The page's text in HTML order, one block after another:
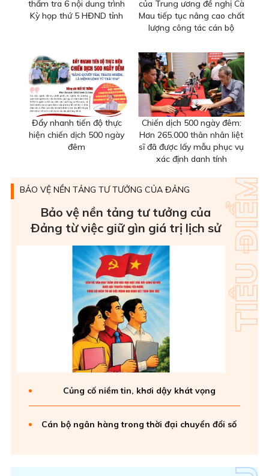
thẩm tra 6 nội dung trình
Kỳ họp thứ 5 HĐND tỉnh
của Trung ương đề nghị Cà
Mau tiếp tục nâng cao chất
lượng công tác cán bộ
Đẩy nhanh tiến độ thực
hiện chiến dịch 500 ngày
đêm
Chiến dịch 500 ngày đêm:
Hơn 265.000 thân nhân liệt
sĩ đã được lấy mẫu phục vụ
xác định danh tính
BẢO VỆ NỀN TẢNG TƯ TƯỞNG CỦA ĐẢNG
Bảo vệ nền tảng tư tưởng của
Ðảng từ việc giữ gìn giá trị lịch sử
Củng cố niềm tin, khơi dậy khát vọng
Cán bộ ngân hàng trong thời đại chuyển đổi số